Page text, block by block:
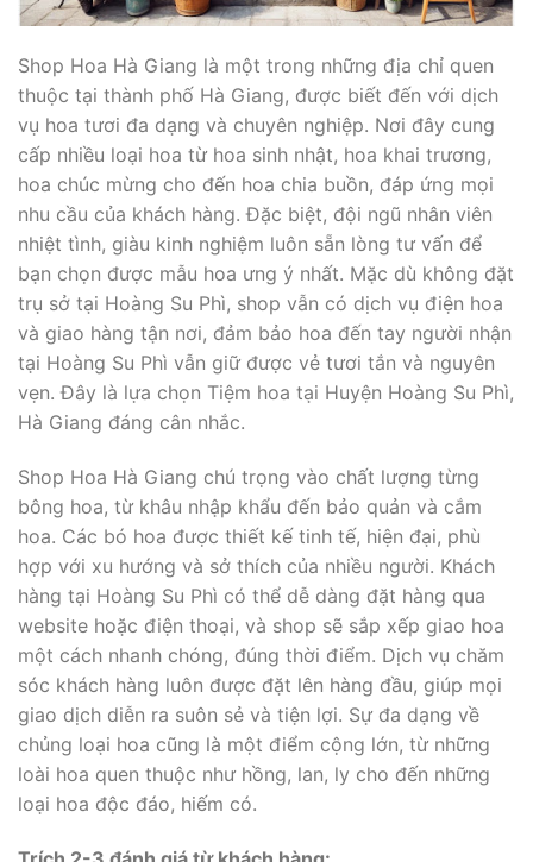
Shop Hoa Hà Giang là một trong những địa chỉ quen
thuộc tại thành phố Hà Giang, được biết đến với dịch
vụ hoa tươi đa dạng và chuyên nghiệp. Nơi đây cung
cấp nhiều loại hoa từ hoa sinh nhật, hoa khai trương,
hoa chúc mừng cho đến hoa chia buồn, đáp ứng mọi
nhu cầu của khách hàng. Đặc biệt, đội ngũ nhân viên
nhiệt tình, giàu kinh nghiệm luôn sẵn lòng tư vấn để
bạn chọn được mẫu hoa ưng ý nhất. Mặc dù không đặt
trụ sở tại Hoàng Su Phì, shop vẫn có dịch vụ điện hoa
và giao hàng tận nơi, đảm bảo hoa đến tay người nhận
tại Hoàng Su Phì vẫn giữ được vẻ tươi tắn và nguyên
vẹn. Đây là lựa chọn Tiệm hoa tại Huyện Hoàng Su Phì,
Hà Giang đáng cân nhắc.
Shop Hoa Hà Giang chú trọng vào chất lượng từng
bông hoa, từ khâu nhập khẩu đến bảo quản và cắm
hoa. Các bó hoa được thiết kế tinh tế, hiện đại, phù
hợp với xu hướng và sở thích của nhiều người. Khách
hàng tại Hoàng Su Phì có thể dễ dàng đặt hàng qua
website hoặc điện thoại, và shop sẽ sắp xếp giao hoa
một cách nhanh chóng, đúng thời điểm. Dịch vụ chăm
sóc khách hàng luôn được đặt lên hàng đầu, giúp mọi
giao dịch diễn ra suôn sẻ và tiện lợi. Sự đa dạng về
chủng loại hoa cũng là một điểm cộng lớn, từ những
loài hoa quen thuộc như hồng, lan, ly cho đến những
loại hoa độc đáo, hiếm có.